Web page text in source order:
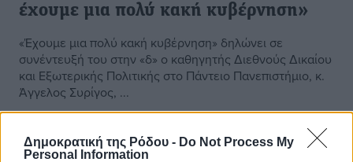
Δημοκρατική της Ρόδου - Do Not Process My
Personal Information
έχουμε μια πολύ κακή κυβέρνηση»
«Έχουμε μια πολύ κακή κυβέρνηση» δηλώνει σε
συνέντευξή του στην «δ» ο καθηγητής Διεθνούς Δικαίου
και Εξωτερικής Πολιτικής στο Πάντειο Πανεπιστήμιο, κ.
Άγγελος Συρίγος, ...